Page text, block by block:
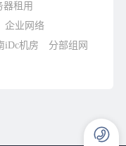
器租用
企业网络
iDc机房
分部组网